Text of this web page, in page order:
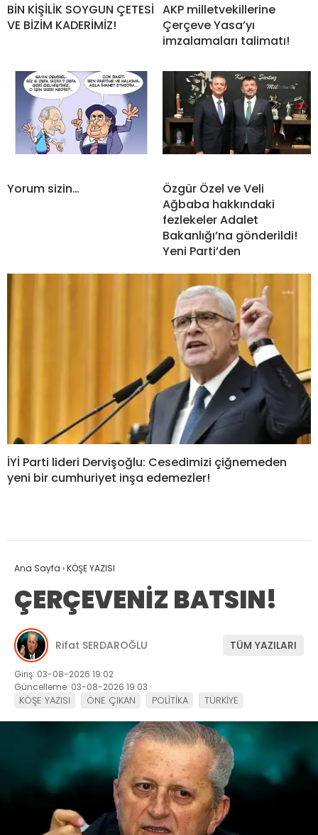
BİN KİŞİLİK SOYGUN ÇETESİ
VE BİZİM KADERİMİZ!
AKP milletvekillerine
Çerçeve Yasa’yı
imzalamaları talimatı!
Yorum sizin…
Özgür Özel ve Veli
Ağbaba hakkındaki
fezlekeler Adalet
Bakanlığı’na gönderildi!
Yeni Parti’den
İYİ Parti lideri Dervişoğlu: Cesedimizi çiğnemeden
yeni bir cumhuriyet inşa edemezler!
Ana Sayfa ›KÖŞE YAZISI
ÇERÇEVENİZ BATSIN!
Rifat SERDAROĞLU TÜM YAZILARI
Giriş: 03-08-2026 19:02
Güncelleme: 03-08-2026 19:03
KÖŞE YAZISI ÖNE ÇIKAN POLİTİKA TÜRKİYE